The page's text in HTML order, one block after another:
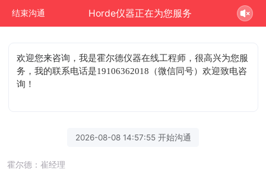
结束沟通 Horde仪器正在为您服务
欢迎您来咨询 ，我是霍尔德仪器在线工程师，很高兴为您服
务，我的联系电话是19106362018（微信同号）欢迎致电咨
询！
2026-08-08 14:57:55 开始沟通
霍尔德：崔经理